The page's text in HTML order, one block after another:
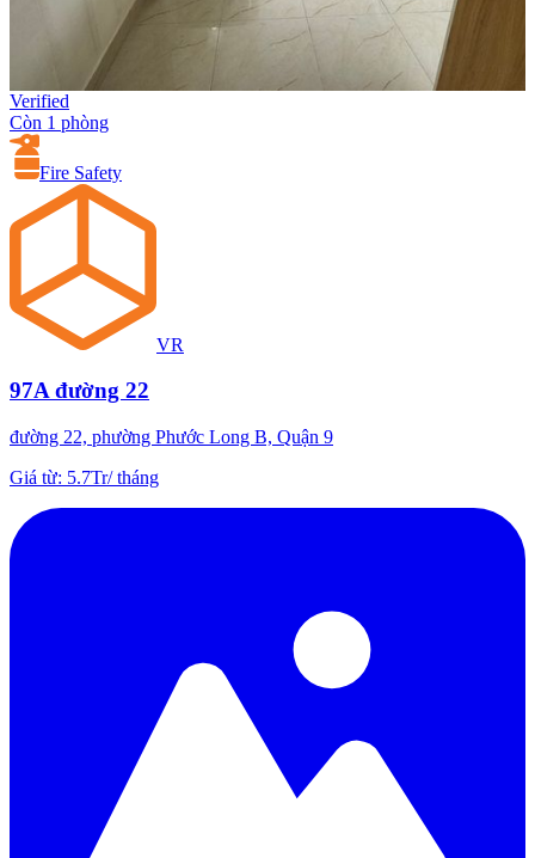
Verified
Còn 1 phòng
Fire Safety
VR
97A đường 22
đường 22, phường Phước Long B, Quận 9
Giá từ: 5.7Tr/tháng